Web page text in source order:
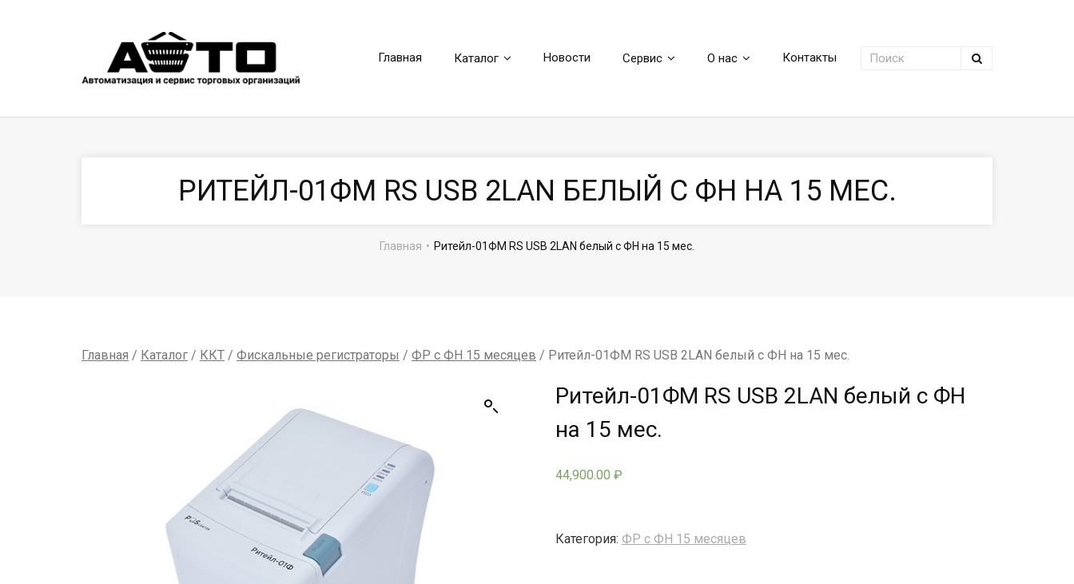
Главная Каталог Новости Сервис О нас Контакты
РИТЕЙЛ-01ФМ RS USB 2LAN БЕЛЫЙ С ФН НА 15 МЕС.
Главная • Ритейл-01ФМ RS USB 2LAN белый с ФН на 15 мес.
Главная / Каталог / ККТ / Фискальные регистраторы / ФР с ФН 15 месяцев / Ритейл-01ФМ RS USB 2LAN белый с ФН на 15 мес.
Ритейл-01ФМ RS USB 2LAN белый с ФН
на 15 мес.
44,900.00 ₽
Категория: ФР с ФН 15 месяцев